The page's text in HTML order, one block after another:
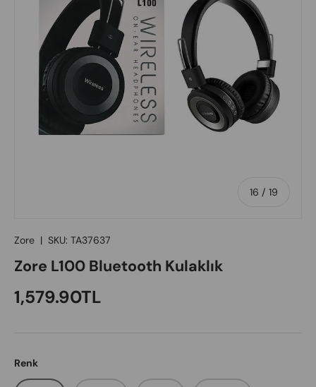
16 / of
19
Zore | SKU: TA37637
Zore L100 Bluetooth Kulaklık
Regular price
1,579.90TL
Renk